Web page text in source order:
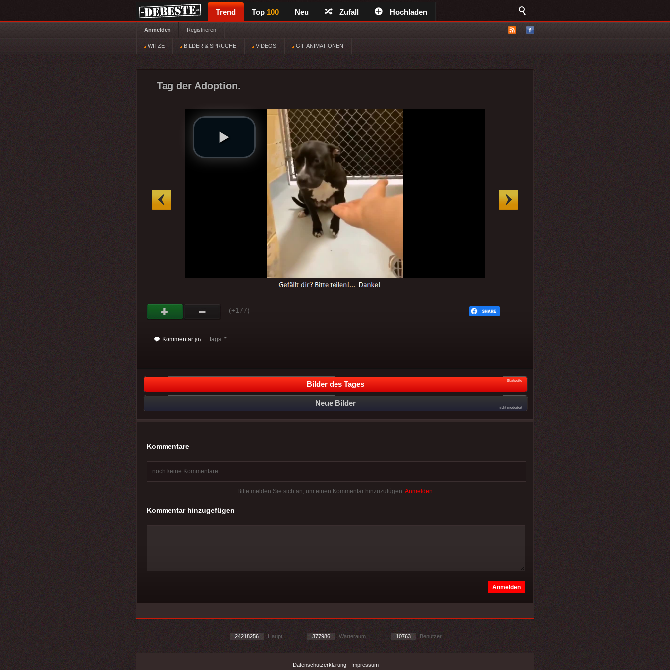
Trend Top 100 Neu Zufall Hochladen
Anmelden Registrieren
WITZE BILDER & SPRÜCHE VIDEOS GIF ANIMATIONEN
Tag der Adoption.
(+177)
Kommentar (0) tags: *
Bilder des Tages Startseite
Neue Bilder
nicht moderiert
Kommentare
noch keine Kommentare
Bitte melden Sie sich an, um einen Kommentar hinzuzufügen. Anmelden
Kommentar hinzugefügen
24218256 Haupt 377986 Warteraum 10763 Benutzer
Datenschutzerklärung- Impressum